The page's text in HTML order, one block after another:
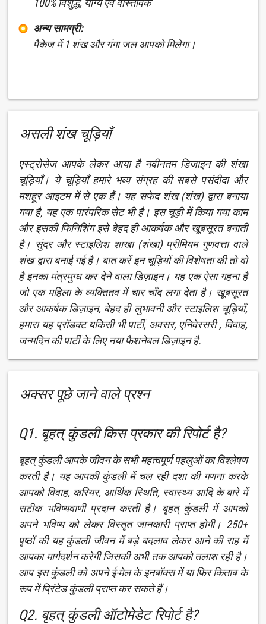
100% विशुद्ध, योग्य एवं वास्तविक
अन्य सामग्री:
पैकेज में 1 शंख और गंगा जल आपको मिलेगा।
असली शंख चूड़ियाँ
एस्ट्रोसेज आपके लेकर आया है नवीनतम डिजाइन की शंखा
चूड़ियाँ। ये चूड़ियाँ हमारे भव्य संग्रह की सबसे पसंदीदा और
मशहूर आइटम में से एक हैं। यह सफेद शंख (शंख) द्वारा बनाया
गया है, यह एक पारंपरिक सेट भी है। इस चूड़ी में किया गया काम
और इसकी फिनिशिंग इसे बेहद ही आकर्षक और खूबसूरत बनाती
है। सुंदर और स्टाइलिश शाखा (शंखा) प्रीमियम गुणवत्ता वाले
शंख द्वारा बनाई गई है। बात करें इन चूड़ियों की विशेषता की तो वो
है इनका मंत्रमुग्ध कर देने वाला डिज़ाइन। यह एक ऐसा गहना है
जो एक महिला के व्यक्तितव में चार चाँद लगा देता है। खूबसूरत
और आकर्षक डिज़ाइन, बेहद ही लुभावनी और स्टाइलिश चूड़ियाँ,
हमारा यह प्रॉडक्ट यकिसी भी पार्टी, अवसर, एनिवेरसरी , विवाह,
जन्मदिन की पार्टी के लिए नया फैशनेबल डिज़ाइन है.
अक्सर पूछे जाने वाले प्रश्न
Q1. बृहत् कुंडली किस प्रकार की रिपोर्ट है?
बृहत् कुंडली आपके जीवन के सभी महत्वपूर्ण पहलुओं का विश्लेषण
करती है। यह आपकी कुंडली में चल रही दशा की गणना करके
आपको विवाह, करियर, आर्थिक स्थिति, स्वास्थ्य आदि के बारे में
सटीक भविष्यवाणी प्रदान करती है। बृहत् कुंडली में आपको
अपने भविष्य को लेकर विस्तृत जानकारी प्राप्त होगी। 250+
पृष्ठों की यह कुंडली जीवन में बड़े बदलाव लेकर आने की राह में
आपका मार्गदर्शन करेगी जिसकी अभी तक आपको तलाश रही है।
आप इस कुंडली को अपने ई-मेल के इनबॉक्स में या फिर किताब के
रूप में प्रिंटेड कुंडली प्राप्त कर सकते हैं।
Q2. बृहत् कुंडली ऑटोमेडेट रिपोर्ट है?